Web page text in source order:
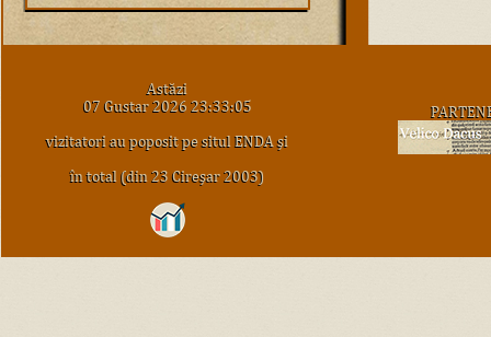
Astăzi
07 Gustar 2026 23:33:05
vizitatori au poposit pe situl ENDA şi
în total (din 23 Cireşar 2003)